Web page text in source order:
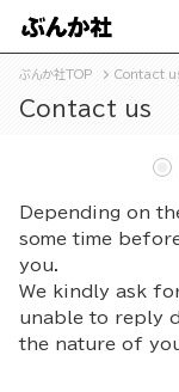
ぶんか社TOP Contact
Contact us
Depending on
some time
you.
We kindly ask
unable to reply
the nature of